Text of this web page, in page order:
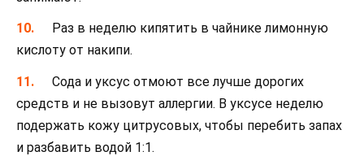
Раз в неделю кипятить в чайнике лимонную
кислоту от накипи.
Сода и уксус отмоют все лучше дорогих
средств и не вызовут аллергии. В уксусе неделю
подержать кожу цитрусовых, чтобы перебить запах
и разбавить водой 1:1.